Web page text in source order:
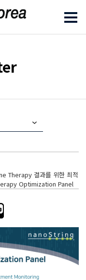
Therapy 결과를 위한 최적
Optimization Panel